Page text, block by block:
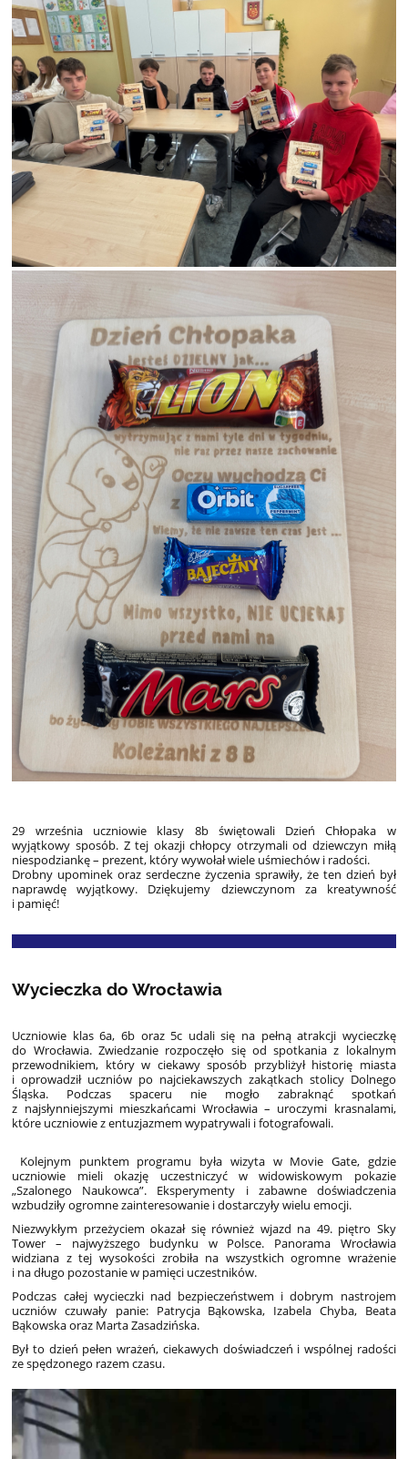
29 września uczniowie klasy 8b świętowali Dzień Chłopaka w
wyjątkowy sposób. Z tej okazji chłopcy otrzymali od dziewczyn miłą
niespodziankę – prezent, który wywołał wiele uśmiechów i radości.
Drobny upominek oraz serdeczne życzenia sprawiły, że ten dzień był
naprawdę wyjątkowy. Dziękujemy dziewczynom za kreatywność
i pamięć!
Wycieczka do Wrocławia
Uczniowie klas 6a, 6b oraz 5c udali się na pełną atrakcji wycieczkę
do Wrocławia. Zwiedzanie rozpoczęło się od spotkania z lokalnym
przewodnikiem, który w ciekawy sposób przybliżył historię miasta
i oprowadził uczniów po najciekawszych zakątkach stolicy Dolnego
Śląska. Podczas spaceru nie mogło zabraknąć spotkań
z najsłynniejszymi mieszkańcami Wrocławia – uroczymi krasnalami,
które uczniowie z entuzjazmem wypatrywali i fotografowali.
Kolejnym punktem programu była wizyta w Movie Gate, gdzie
uczniowie mieli okazję uczestniczyć w widowiskowym pokazie
„Szalonego Naukowca”. Eksperymenty i zabawne doświadczenia
wzbudziły ogromne zainteresowanie i dostarczyły wielu emocji.
Niezwykłym przeżyciem okazał się również wjazd na 49. piętro Sky
Tower – najwyższego budynku w Polsce. Panorama Wrocławia
widziana z tej wysokości zrobiła na wszystkich ogromne wrażenie
i na długo pozostanie w pamięci uczestników.
Podczas całej wycieczki nad bezpieczeństwem i dobrym nastrojem
uczniów czuwały panie: Patrycja Bąkowska, Izabela Chyba, Beata
Bąkowska oraz Marta Zasadzińska.
Był to dzień pełen wrażeń, ciekawych doświadczeń i wspólnej radości
ze spędzonego razem czasu.